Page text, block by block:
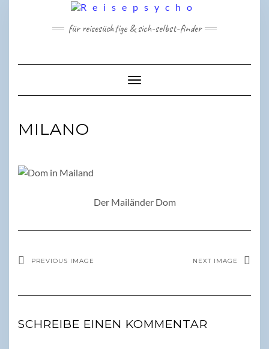
für reisesüchtige & sich-selbst-finder
Toggle Navigation
MILANO
Der Mailänder Dom
PREVIOUS IMAGE NEXT IMAGE
SCHREIBE EINEN KOMMENTAR